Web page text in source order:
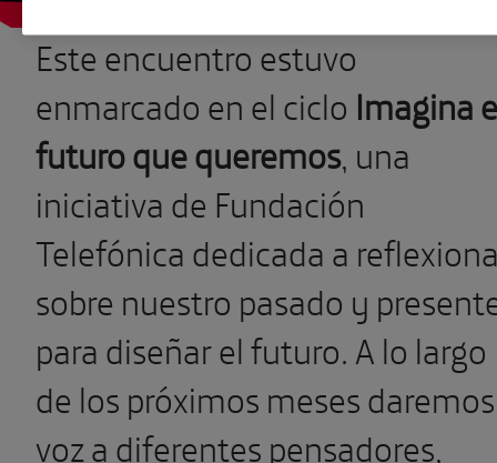
Este encuentro estuvo
enmarcado en el ciclo Imagina
futuro que queremos, una
iniciativa de Fundación
Telefónica dedicada a
sobre nuestro pasado y
para diseñar el futuro. A lo largo
de los próximos meses daremos
voz a diferentes pensadores,